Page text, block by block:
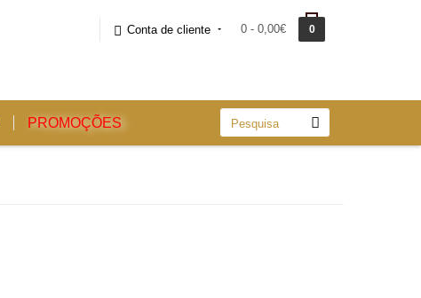
Conta de cliente 0 - 0,00€ 0
PROMOÇÕES